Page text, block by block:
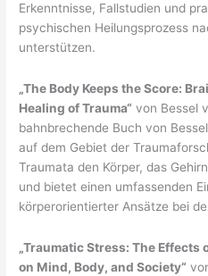
Erkenntnisse, Fallstudien und
psychischen Heilungsprozess
unterstützen.
„The Body Keeps the Score:
Healing of Trauma“ von Bessel
bahnbrechende Buch von
auf dem Gebiet der
Traumata den Körper, das
und bietet einen umfassenden
körperorientierter Ansätze bei
„Traumatic Stress: The
on Mind, Body, and Society“